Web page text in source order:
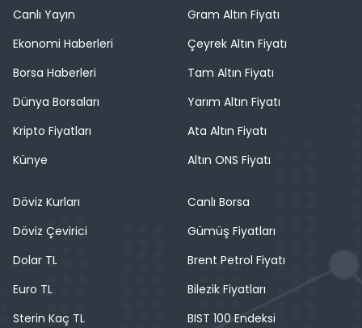
Canlı Yayın
Ekonomi Haberleri
Borsa Haberleri
Dünya Borsaları
Kripto Fiyatları
Künye
Gram Altın Fiyatı
Çeyrek Altın Fiyatı
Tam Altın Fiyatı
Yarım Altın Fiyatı
Ata Altın Fiyatı
Altın ONS Fiyatı
Döviz Kurları
Döviz Çevirici
Dolar TL
Euro TL
Sterin Kaç TL
Canlı Borsa
Gümüş Fiyatları
Brent Petrol Fiyatı
Bilezik Fiyatları
BIST 100 Endeksi